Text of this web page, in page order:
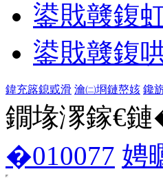
鍙戝竷鍑
鍙戝竷鍑
鍏充簬鎴戜滑 瀹㈡埛鏈嶅姟 鑱
鐗堟潈鎵€
�010077 娉